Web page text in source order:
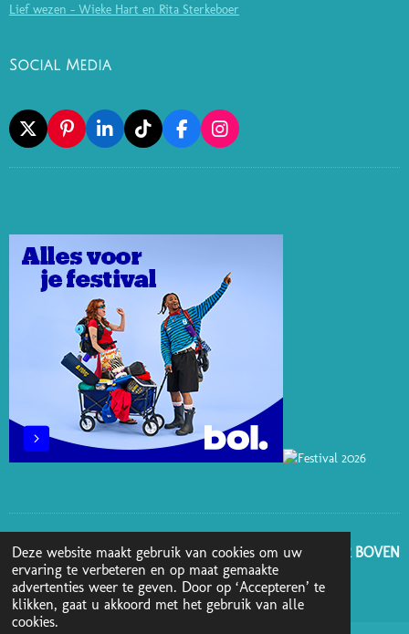
Deze website maakt gebruik van cookies om uw
ervaring te verbeteren en op maat gemaakte
advertenties weer te geven. Door op ‘Accepteren’ te
klikken, gaat u akkoord met het gebruik van alle
cookies.
Lief wezen - Wieke Hart en Rita Sterkeboer
Social Media
X
P
I
N
E
S
T
L
I
N
I
N
T
I
K
F
A
C
O
I
N
S
R
M
GA NAAR BOVEN
© 2025 - 2026 Boekenblog van Ann